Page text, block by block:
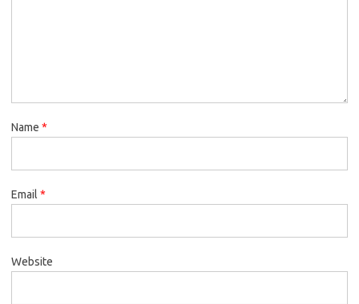
Name *
Email *
Website